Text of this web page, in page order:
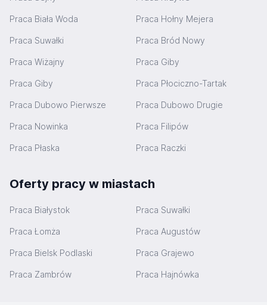
Praca Biała Woda Praca Hołny Mejera
Praca Suwałki Praca Bród Nowy
Praca Wiżajny Praca Giby
Praca Giby Praca Płociczno-Tartak
Praca Dubowo Pierwsze Praca Dubowo Drugie
Praca Nowinka Praca Filipów
Praca Płaska Praca Raczki
Oferty pracy w miastach
Praca Białystok Praca Suwałki
Praca Łomża Praca Augustów
Praca Bielsk Podlaski Praca Grajewo
Praca Zambrów Praca Hajnówka